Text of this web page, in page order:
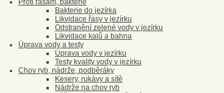
Proti řasám, bakterie
Bakterie do jezírka
Likvidace řasy v jezírku
Odstranění zelené vody v jezírku
Likvidace kalů a bahna
Úprava vody a testy
Úprava vody v jezírku
Testy kvality vody v jezírku
Chov ryb, nádrže, podběráky
Kesery, rukávy a sítě
Nádrže na chov ryb